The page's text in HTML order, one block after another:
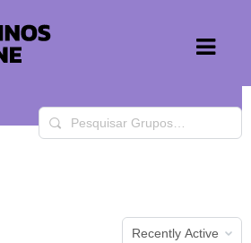
Pesquisar
Grupos…
Order